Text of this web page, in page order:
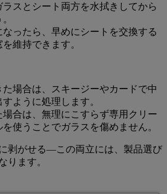
スとシート両方を水拭きしてから
なったら、早めにシートを交換する
維持できます。
場合は、スキージーやカードで中
ように処理します。
合は、無理にこすらず専用クリー
使うことでガラスを傷めません。
剥がせる―この両立には、製品選び
ります。